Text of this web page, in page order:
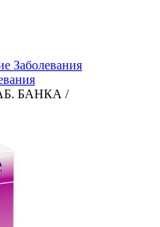
Заболевания
БАНКА /